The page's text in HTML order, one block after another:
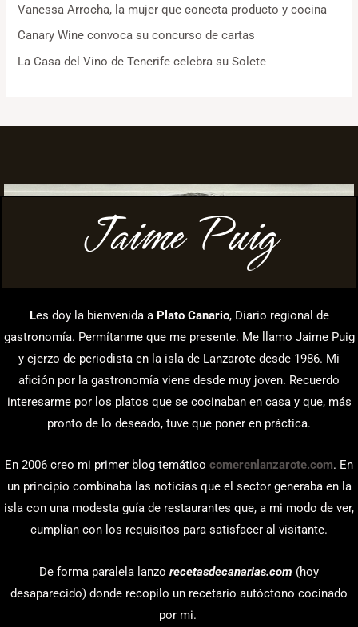
Vanessa Arrocha, la mujer que conecta producto y cocina
Canary Wine convoca su concurso de cartas
La Casa del Vino de Tenerife celebra su Solete
Jaime Puig
Les doy la bienvenida a Plato Canario, Diario regional de
gastronomía. Permítanme que me presente. Me llamo Jaime Puig
y ejerzo de periodista en la isla de Lanzarote desde 1986. Mi
afición por la gastronomía viene desde muy joven. Recuerdo
interesarme por los platos que se cocinaban en casa y que, más
pronto de lo deseado, tuve que poner en práctica.
En 2006 creo mi primer blog temático comerenlanzarote.com. En
un principio combinaba las noticias que el sector generaba en la
isla con una modesta guía de restaurantes que, a mi modo de ver,
cumplían con los requisitos para satisfacer al visitante.
De forma paralela lanzo recetasdecanarias.com (hoy
desaparecido) donde recopilo un recetario autóctono cocinado
por mi.